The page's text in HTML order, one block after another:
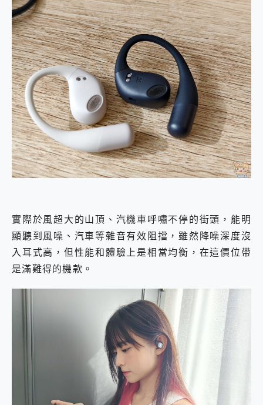
實際於風超大的山頂、汽機車呼嘯不停的街頭，能明
顯聽到風噪、汽車等雜音有效阻擋，雖然降噪深度沒
入耳式高，但性能和體驗上是相當均衡，在這價位帶
是滿難得的機款。